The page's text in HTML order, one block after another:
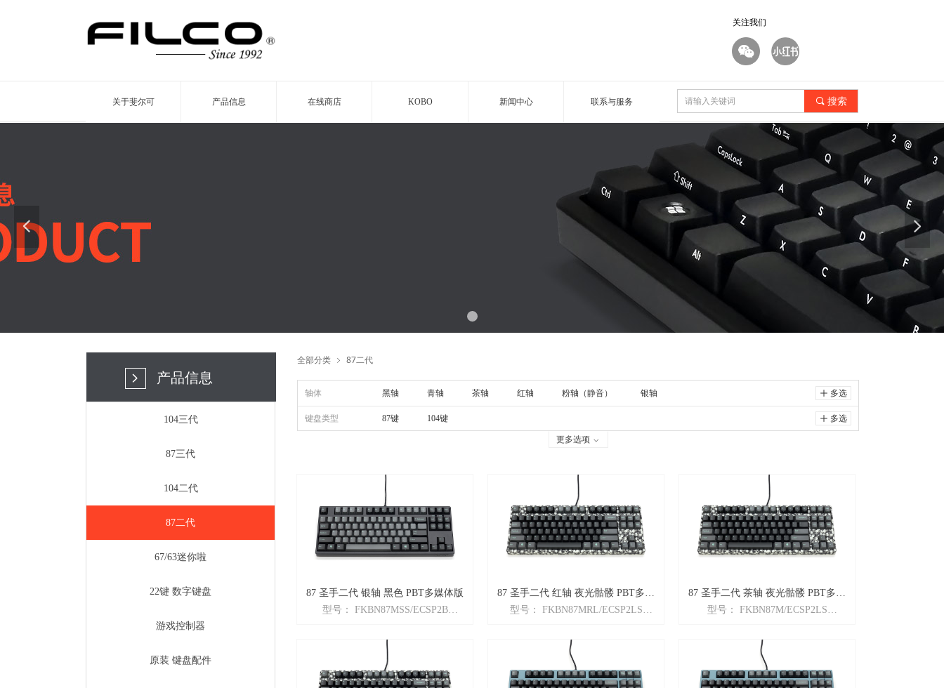
关注我们
끠 搜索
关于斐尔可 产品信息 在线商店 KOBO 新闻中心 联系与服务
全部分类 ꁇ 87二代
轴体 ꄸ 多选
黑轴 青轴 茶轴 红轴 粉轴（静音） 银轴
键盘类型 ꄸ 多选
87键 104键
更多选项 ꀁ
87 圣手二代 银轴 黑色 PBT多媒体版
型号： FKBN87MSS/ECSP2B
代
+ N-key rollover全键无冲突 + 全新二
87 圣手二代 红轴 夜光骷髅 PBT多媒
体版
型号： FKBN87MRL/ECSP2LS
颜色： 夜光骷髅
特性： 英语ASCII配列 + Cherry红轴
+ 全键无冲突 + 迷你87键 无数字区
87 圣手二代 茶轴 夜光骷髅 PBT多媒
体版
型号： FKBN87M/ECSP2LS
颜色： 夜光骷髅
特性： 英语ASCII配列 + Cherry茶轴
+ 全键无冲突 + 迷你87键 无数字区
넳 넲
产品信息
넲
104三代
87三代
104二代
87二代
67/63迷你啦
22键 数字键盘
游戏控制器
原装 键盘配件